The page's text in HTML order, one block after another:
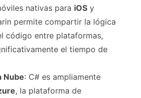
nativas para iOS y
permite compartir la lógica
código entre plataformas,
el tiempo de
Nube: C# es ampliamente
, la plataforma de